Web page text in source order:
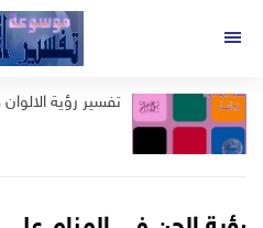
المحتوى
تفسير رؤية